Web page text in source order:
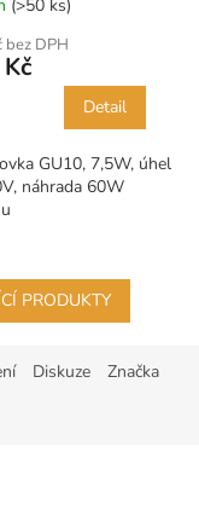
(>50 ks)
bez DPH
Detail
GU10, 7,5W, úhel
náhrada 60W
PRODUKTY
Diskuze Značka